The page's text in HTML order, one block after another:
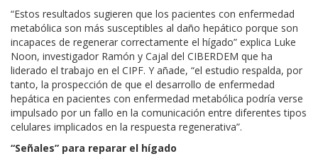
“Estos resultados sugieren que los pacientes con enfermedad
metabólica son más susceptibles al daño hepático porque son
incapaces de regenerar correctamente el hígado” explica Luke
Noon, investigador Ramón y Cajal del CIBERDEM que ha
liderado el trabajo en el CIPF. Y añade, “el estudio respalda, por
tanto, la prospección de que el desarrollo de enfermedad
hepática en pacientes con enfermedad metabólica podría verse
impulsado por un fallo en la comunicación entre diferentes tipos
celulares implicados en la respuesta regenerativa”.
“Señales” para reparar el hígado